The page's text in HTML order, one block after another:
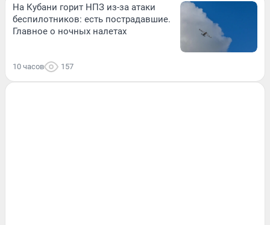
На Кубани горит НПЗ из-за атаки
беспилотников: есть пострадавшие.
Главное о ночных налетах
10 часов 157